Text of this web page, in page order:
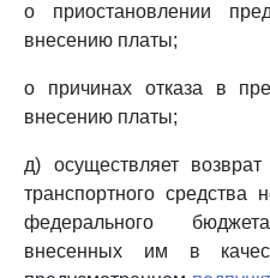
о приостановлении
внесению платы;
о причинах отказа в
внесению платы;
д) осуществляет возврат
транспортного средства
федерального
внесенных им в